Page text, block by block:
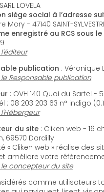
LOVELA
siège social à l’adresse
Mory - 47140 SAINT-
enregistré au RCS sous le
publication : Véronique
Responsable publication
: OVH 140 Quai du Sartel -
France Tél : 08 203 203 63 n°
du site : Cliken web - 16
69570 Dardilly
« Cliken web » réalise des
améliore votre
concepteur du site
comme utilisateurs